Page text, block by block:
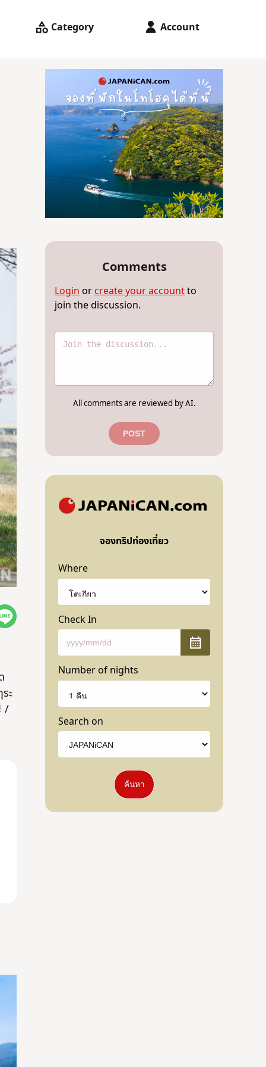
Category Account
ะ
/
Comments
Login or create your accountto
join the discussion.
All comments are reviewed by AI.
POST
จองทริปท่องเที่ยว
Where
Check In
Number of nights
Search on
ค้นหา